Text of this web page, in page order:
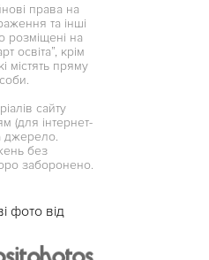
права на
та інші
розміщені на
освіта”, крім
містять пряму
сайту
(для інтернет-
джерело.
без
заборонено.
фото від